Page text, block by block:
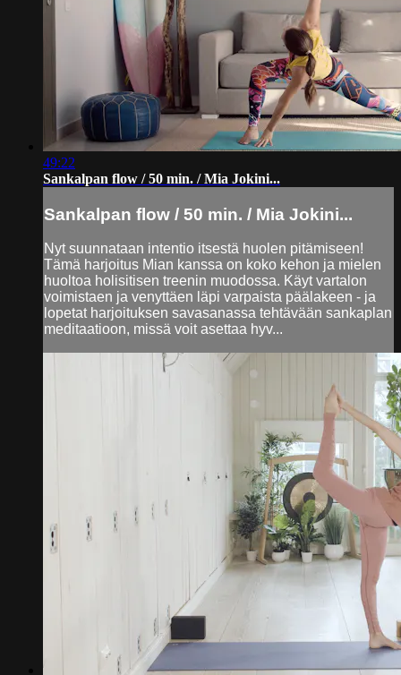
49:22
Sankalpan flow / 50 min. / Mia Jokini...
Sankalpan flow / 50 min. / Mia Jokini...
Nyt suunnataan intentio itsestä huolen pitämiseen!
Tämä harjoitus Mian kanssa on koko kehon ja mielen
huoltoa holisitisen treenin muodossa. Käyt vartalon
voimistaen ja venyttäen läpi varpaista päälakeen - ja
lopetat harjoituksen savasanassa tehtävään sankaplan
meditaatioon, missä voit asettaa hyv...